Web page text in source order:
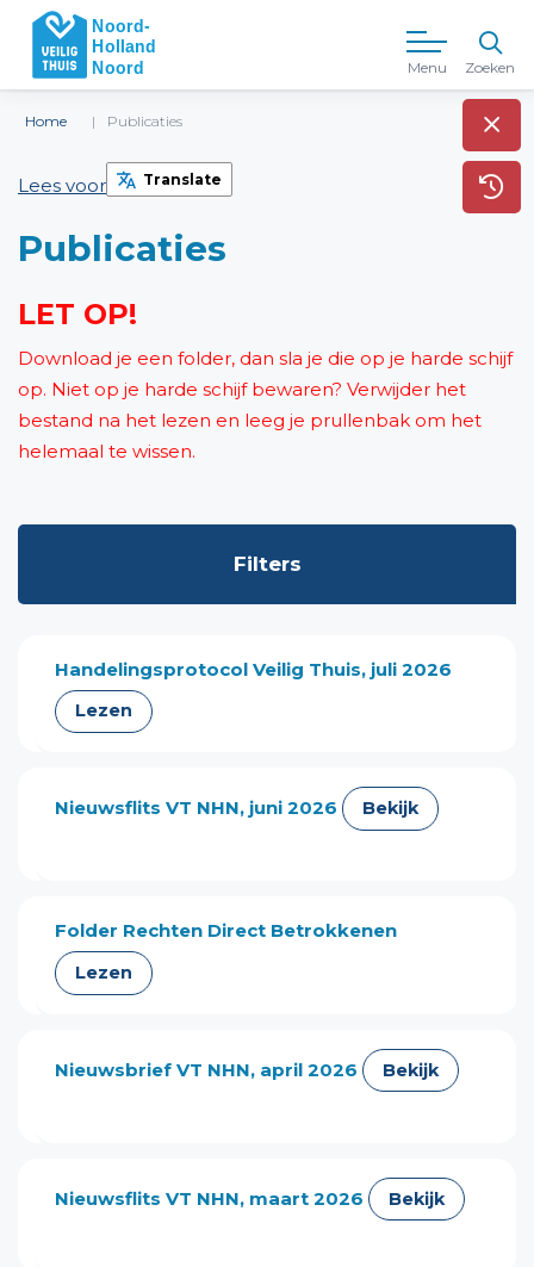
Menu Zoeken
Home Publicaties
Lees voor Translate
Publicaties
LET OP!
Download je een folder, dan sla je die op je harde schijf
op. Niet op je harde schijf bewaren? Verwijder het
bestand na het lezen en leeg je prullenbak om het
helemaal te wissen.
Filters
Filters
Handelingsprotocol Veilig Thuis, juli 2026
Lezen
Nieuwsflits VT NHN, juni 2026 Bekijk
Folder Rechten Direct Betrokkenen
Lezen
Nieuwsbrief VT NHN, april 2026 Bekijk
Nieuwsflits VT NHN, maart 2026 Bekijk